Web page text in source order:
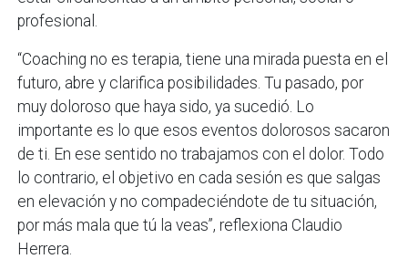
profesional.
“Coaching no es terapia, tiene una mirada puesta en el
futuro, abre y clarifica posibilidades. Tu pasado, por
muy doloroso que haya sido, ya sucedió. Lo
importante es lo que esos eventos dolorosos sacaron
de ti. En ese sentido no trabajamos con el dolor. Todo
lo contrario, el objetivo en cada sesión es que salgas
en elevación y no compadeciéndote de tu situación,
por más mala que tú la veas”, reflexiona Claudio
Herrera.